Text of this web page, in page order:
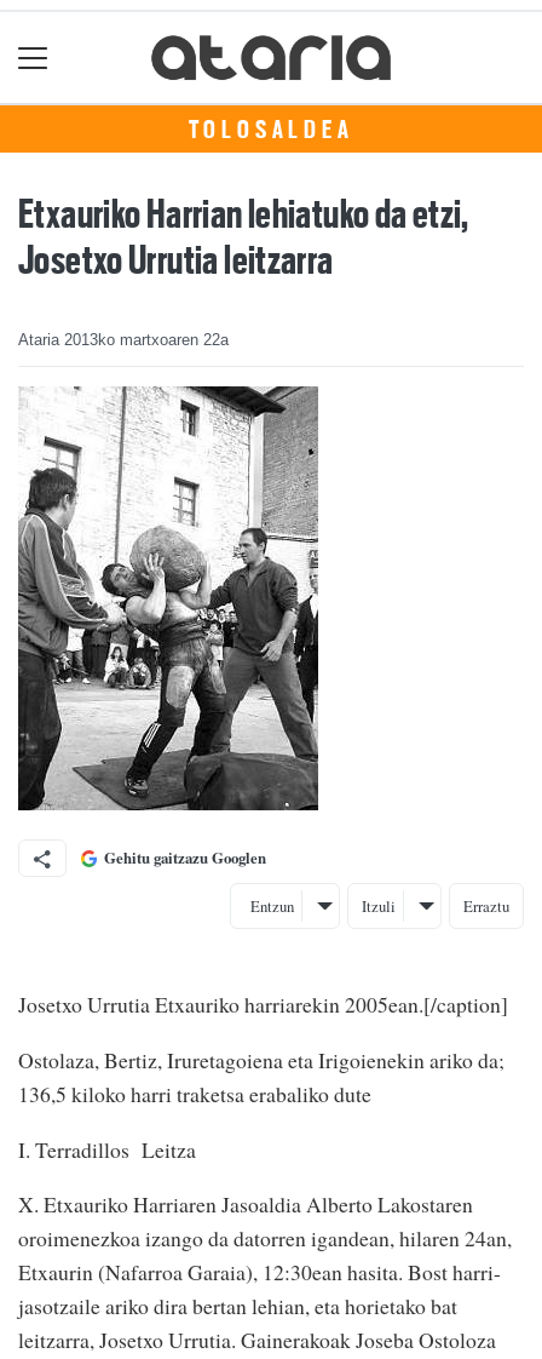
TOLOSALDEA
Etxauriko Harrian lehiatuko da etzi,
Josetxo Urrutia leitzarra
Ataria 2013ko martxoaren 22a
Gehitu gaitzazu Googlen
Entzun Itzuli Erraztu
Josetxo Urrutia Etxauriko harriarekin 2005ean.[/caption]
Ostolaza, Bertiz, Iruretagoiena eta Irigoienekin ariko da;
136,5 kiloko harri traketsa erabaliko dute
I. Terradillos Leitza
X. Etxauriko Harriaren Jasoaldia Alberto Lakostaren
oroimenezkoa izango da datorren igandean, hilaren 24an,
Etxaurin (Nafarroa Garaia), 12:30ean hasita. Bost harri-
jasotzaile ariko dira bertan lehian, eta horietako bat
leitzarra, Josetxo Urrutia. Gainerakoak Joseba Ostoloza